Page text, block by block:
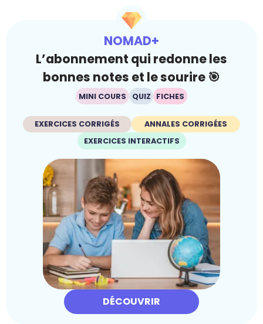
NOMAD+
L’abonnement qui redonne les
bonnes notes et le sourire 🎯
MINI COURS QUIZ FICHES
EXERCICES CORRIGÉS
ANNALES CORRIGÉES
EXERCICES INTERACTIFS
DÉCOUVRIR